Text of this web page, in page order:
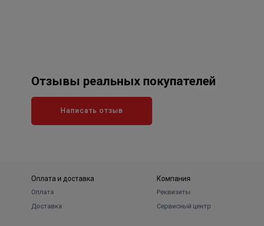
Отзывы реальных покупателей
Написать отзыв
Оплата и доставка
Оплата
Доставка
Компания
Реквизиты
Сервисный центр